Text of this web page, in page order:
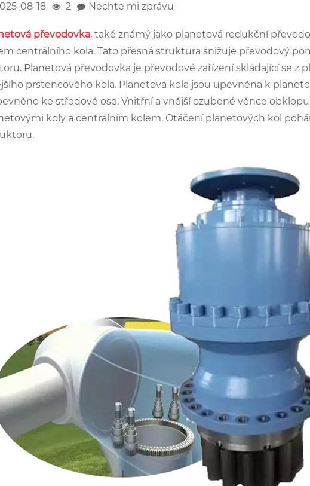
08-18 2 Nechte mi zprávu
převodovka, také známý jako planetová redukční
centrálního kola. Tato přesná struktura snižuje převodový
Planetová převodovka je převodové zařízení skládající se z
prstencového kola. Planetová kola jsou upevněna k
ke středové ose. Vnitřní a vnější ozubené věnce
koly a centrálním kolem. Otáčení planetových kol